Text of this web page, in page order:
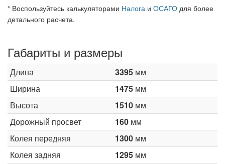
* Воспользуйтесь калькуляторами Налога и ОСАГО для более
детального расчета.
Габариты и размеры
Длина 3395 мм
Ширина
1475 мм
Высота
1510 мм
Дорожный просвет
160 мм
Колея передняя
1300 мм
Колея задняя
1295 мм